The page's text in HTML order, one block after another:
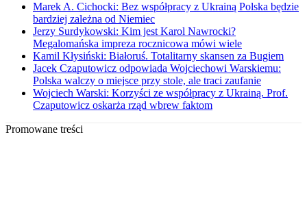
Marek A. Cichocki: Bez współpracy z Ukrainą Polska będzie
bardziej zależna od Niemiec
Jerzy Surdykowski: Kim jest Karol Nawrocki?
Megalomańska impreza rocznicowa mówi wiele
Kamil Kłysiński: Białoruś. Totalitarny skansen za Bugiem
Jacek Czaputowicz odpowiada Wojciechowi Warskiemu:
Polska walczy o miejsce przy stole, ale traci zaufanie
Wojciech Warski: Korzyści ze współpracy z Ukrainą. Prof.
Czaputowicz oskarża rząd wbrew faktom
Promowane treści